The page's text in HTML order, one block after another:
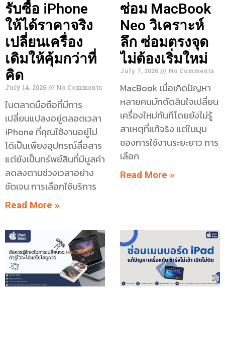
รับซื้อ iPhone
ให้ได้ราคาจริง
เปลี่ยนเครื่อง
เดิมให้คุ้มกว่าที่
คิด
July 14, 2026 No Comments
ในตลาดมือถือที่มีการ
เปลี่ยนแปลงอยู่ตลอดเวลา
iPhone ที่คุณใช้งานอยู่ไม่
ได้เป็นเพียงอุปกรณ์สื่อสาร
แต่ยังเป็นทรัพย์สินที่มีมูลค่า
ลดลงตามช่วงเวลาอย่าง
ชัดเจน การเลือกใช้บริการ
Read More »
ซ่อม MacBook
Neo วิเคราะห์
ลึก ซ่อมตรงจุด
ไม่ต้องเริ่มใหม่
July 7, 2026 No Comments
MacBook เมื่อเกิดปัญหา
หลายคนมักตัดสินใจเปลี่ยน
เครื่องใหม่ทันทีโดยยังไม่รู้
สาเหตุที่แท้จริง แต่ในมุม
ของการใช้งานระยะยาว การ
เลือก
Read More »